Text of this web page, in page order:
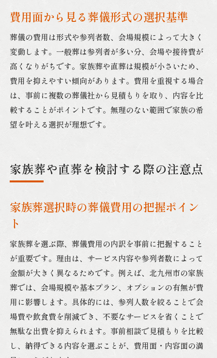
費用面から見る葬儀形式の選択基準
葬儀の費用は形式や参列者数、会場規模によって大きく
変動します。一般葬は参列者が多い分、会場や接待費が
高くなりがちです。家族葬や直葬は規模が小さいため、
費用を抑えやすい傾向があります。費用を重視する場合
は、事前に複数の葬儀社から見積もりを取り、内容を比
較することがポイントです。無理のない範囲で家族の希
望を叶える選択が理想です。
家族葬や直葬を検討する際の注意点
家族葬選択時の葬儀費用の把握ポイン
ト
家族葬を選ぶ際、葬儀費用の内訳を事前に把握すること
が重要です。理由は、サービス内容や参列者数によって
金額が大きく異なるためです。例えば、北九州市の家族
葬では、会場規模や基本プラン、オプションの有無が費
用に影響します。具体的には、参列人数を絞ることで会
場費や飲食費を削減でき、不要なサービスを省くことで
無駄な出費を抑えられます。事前相談で見積もりを比較
し、納得できる内容を選ぶことが、費用面・内容面の満